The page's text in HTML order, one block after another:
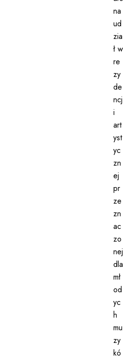
na
ud
zia
ł w
re
zy
de
ncj
i
art
yst
yc
zn
ej
pr
ze
zn
ac
zo
nej
dla
mł
od
yc
h
mu
zy
kó